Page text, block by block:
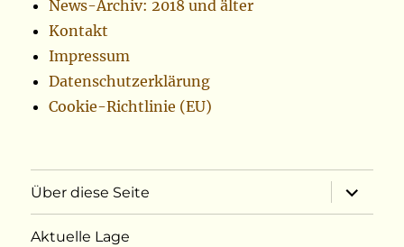
News-Archiv: 2018 und älter
Kontakt
Impressum
Datenschutzerklärung
Cookie-Richtlinie (EU)
Über diese Seite
öffnen
Aktuelle Lage